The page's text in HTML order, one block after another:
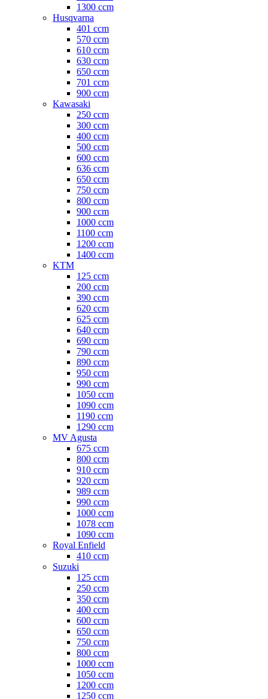
1300 ccm
Husqvarna
401 ccm
570 ccm
610 ccm
630 ccm
650 ccm
701 ccm
900 ccm
Kawasaki
250 ccm
300 ccm
400 ccm
500 ccm
600 ccm
636 ccm
650 ccm
750 ccm
800 ccm
900 ccm
1000 ccm
1100 ccm
1200 ccm
1400 ccm
KTM
125 ccm
200 ccm
390 ccm
620 ccm
625 ccm
640 ccm
690 ccm
790 ccm
890 ccm
950 ccm
990 ccm
1050 ccm
1090 ccm
1190 ccm
1290 ccm
MV Agusta
675 ccm
800 ccm
910 ccm
920 ccm
989 ccm
990 ccm
1000 ccm
1078 ccm
1090 ccm
Royal Enfield
410 ccm
Suzuki
125 ccm
250 ccm
350 ccm
400 ccm
600 ccm
650 ccm
750 ccm
800 ccm
1000 ccm
1050 ccm
1200 ccm
1250 ccm